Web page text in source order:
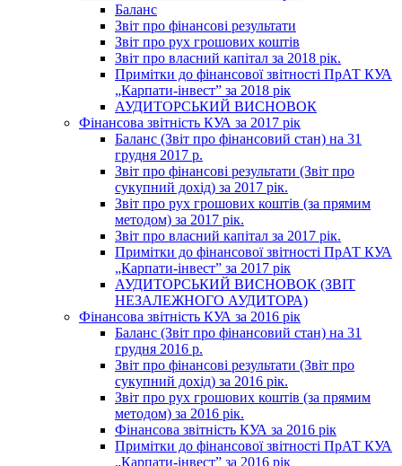
Баланс
Звіт про фінансові результати
Звіт про рух грошових коштів
Звіт про власний капітал за 2018 рік.
Примітки до фінансової звітності ПрАТ КУА
„Карпати-інвест” за 2018 рік
АУДИТОРСЬКИЙ ВИСНОВОК
Фінансова звітність КУА за 2017 рік
Баланс (Звіт про фінансовий стан) на 31
грудня 2017 р.
Звіт про фінансові результати (Звіт про
сукупний дохід) за 2017 рік.
Звіт про рух грошових коштів (за прямим
методом) за 2017 рік.
Звіт про власний капітал за 2017 рік.
Примітки до фінансової звітності ПрАТ КУА
„Карпати-інвест” за 2017 рік
АУДИТОРСЬКИЙ ВИСНОВОК (ЗВІТ
НЕЗАЛЕЖНОГО АУДИТОРА)
Фінансова звітність КУА за 2016 рік
Баланс (Звіт про фінансовий стан) на 31
грудня 2016 р.
Звіт про фінансові результати (Звіт про
сукупний дохід) за 2016 рік.
Звіт про рух грошових коштів (за прямим
методом) за 2016 рік.
Фінансова звітність КУА за 2016 рік
Примітки до фінансової звітності ПрАТ КУА
„Карпати-інвест” за 2016 рік